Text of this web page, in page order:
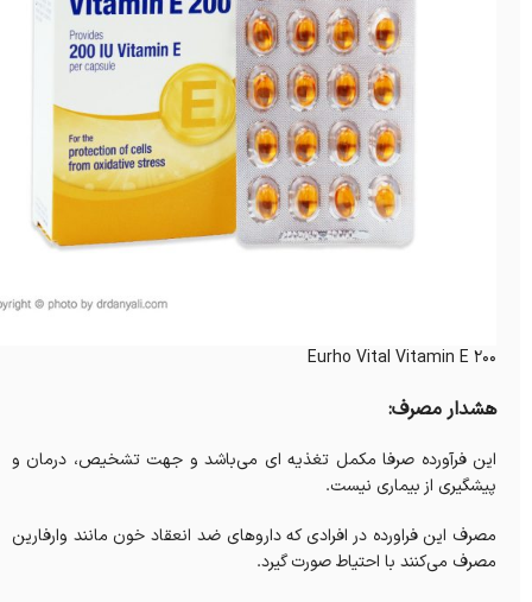
Eurho Vital Vitamin E 200
هشدار مصرف:
این فرآورده صرفا مکمل تغذیه ای می‌باشد و جهت تشخیص، درمان و
پیشگیری از بیماری نیست.
مصرف این فراورده در افرادی که داروهای ضد انعقاد خون مانند وارفارین
مصرف می‌کنند با احتیاط صورت گیرد.